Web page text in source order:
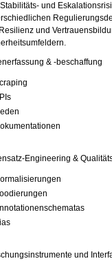
und
und
& -beschaffung
Engineering &
und